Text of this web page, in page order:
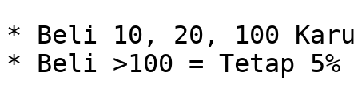
* Beli 10, 20, 100
* Beli >100 = Tetap 5%